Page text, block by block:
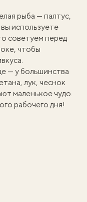
рыба — палтус,
вы используете
советуем перед
чтобы
— у большинства
лук, чеснок
маленькое чудо.
рабочего дня!